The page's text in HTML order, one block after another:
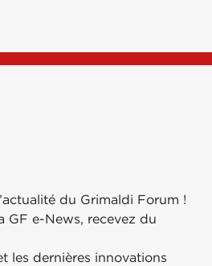
du Grimaldi Forum !
GF e-News, recevez du
les dernières innovations